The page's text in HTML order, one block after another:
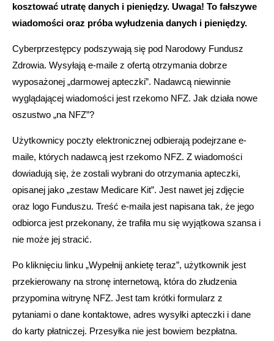
kosztować utratę danych i pieniędzy. Uwaga! To fałszywe
wiadomości oraz próba wyłudzenia danych i pieniędzy.
Cyberprzestępcy podszywają się pod Narodowy Fundusz
Zdrowia. Wysyłają e-maile z ofertą otrzymania dobrze
wyposażonej „darmowej apteczki”. Nadawcą niewinnie
wyglądającej wiadomości jest rzekomo NFZ. Jak działa nowe
oszustwo „na NFZ”?
Użytkownicy poczty elektronicznej odbierają podejrzane e-
maile, których nadawcą jest rzekomo NFZ. Z wiadomości
dowiadują się, że zostali wybrani do otrzymania apteczki,
opisanej jako „zestaw Medicare Kit”. Jest nawet jej zdjęcie
oraz logo Funduszu. Treść e-maila jest napisana tak, że jego
odbiorca jest przekonany, że trafiła mu się wyjątkowa szansa i
nie może jej stracić.
Po kliknięciu linku „Wypełnij ankietę teraz”, użytkownik jest
przekierowany na stronę internetową, która do złudzenia
przypomina witrynę NFZ. Jest tam krótki formularz z
pytaniami o dane kontaktowe, adres wysyłki apteczki i dane
do karty płatniczej. Przesyłka nie jest bowiem bezpłatna.